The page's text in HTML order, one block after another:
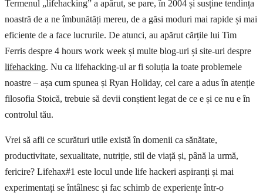
Termenul „lifehacking” a apărut, se pare, în 2004 și susține tendința
noastră de a ne îmbunătăți mereu, de a găsi moduri mai rapide și mai
eficiente de a face lucrurile. De atunci, au apărut cărțile lui Tim
Ferris despre 4 hours work week și multe blog-uri și site-uri despre
lifehacking. Nu ca lifehacking-ul ar fi soluția la toate problemele
noastre – așa cum spunea și Ryan Holiday, cel care a adus în atenție
filosofia Stoică, trebuie să devii conștient legat de ce e și ce nu e în
controlul tău.
Vrei să afli ce scurături utile există în domenii ca sănătate,
productivitate, sexualitate, nutriție, stil de viață și, până la urmă,
fericire? Lifehax#1 este locul unde life hackeri aspiranți și mai
experimentați se întâlnesc și fac schimb de experiențe într-o